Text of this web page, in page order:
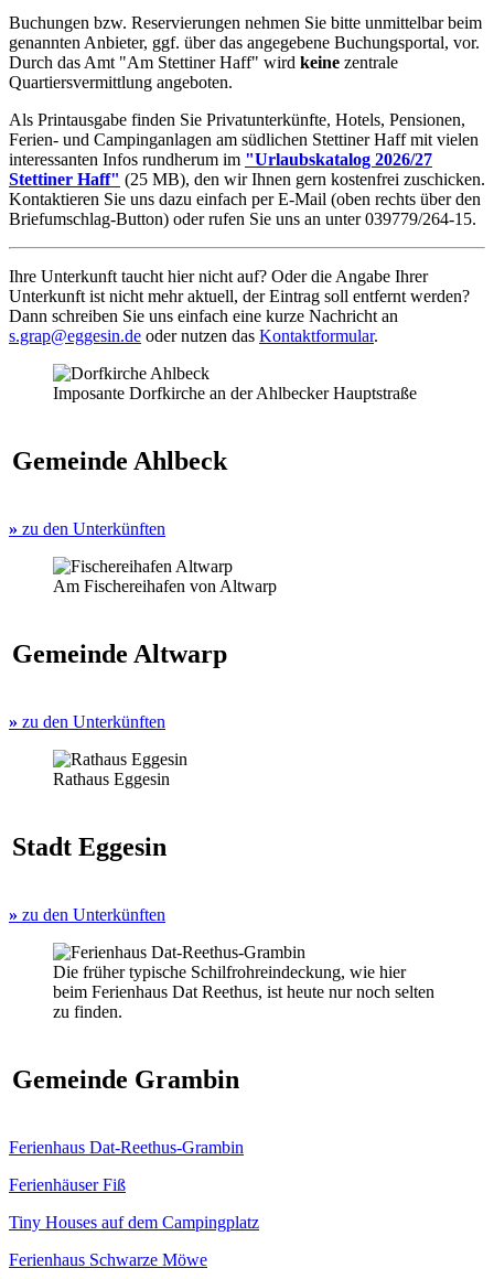
Buchungen bzw. Reservierungen nehmen Sie bitte unmittelbar beim
genannten Anbieter, ggf. über das angegebene Buchungsportal, vor.
Durch das Amt "Am Stettiner Haff" wird keine zentrale
Quartiersvermittlung angeboten.
Als Printausgabe finden Sie Privatunterkünfte, Hotels, Pensionen,
Ferien- und Campinganlagen am südlichen Stettiner Haff mit vielen
interessanten Infos rundherum im "Urlaubskatalog 2026/27
Stettiner Haff" (25 MB), den wir Ihnen gern kostenfrei zuschicken.
Kontaktieren Sie uns dazu einfach per E-Mail (oben rechts über den
Briefumschlag-Button) oder rufen Sie uns an unter 039779/264-15.
Ihre Unterkunft taucht hier nicht auf? Oder die Angabe Ihrer
Unterkunft ist nicht mehr aktuell, der Eintrag soll entfernt werden?
Dann schreiben Sie uns einfach eine kurze Nachricht an
s.grap@eggesin.de oder nutzen das Kontaktformular.
Imposante Dorfkirche an der Ahlbecker Hauptstraße
Gemeinde Ahlbeck
» zu den Unterkünften
Am Fischereihafen von Altwarp
Gemeinde Altwarp
» zu den Unterkünften
Rathaus Eggesin
Stadt Eggesin
» zu den Unterkünften
Die früher typische Schilfrohreindeckung, wie hier
beim Ferienhaus Dat Reethus, ist heute nur noch selten
zu finden.
Gemeinde Grambin
Ferienhaus Dat-Reethus-Grambin
Ferienhäuser Fiß
Tiny Houses auf dem Campingplatz
Ferienhaus Schwarze Möwe